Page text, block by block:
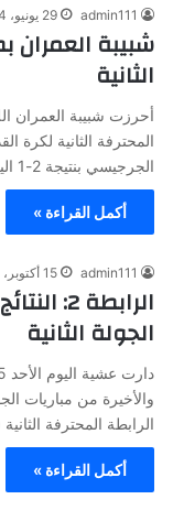
admin111 29 يونيو، 2024
شبيبة العمران
الثانية
أحرزت شبيبة العمران
المحترفة الثانية لكرة
الجرجيسي بنتيجة 2-1 اليوم الجمعة…
أكمل القراءة »
admin111 15 أكتوبر، 2023
الرابطة
الجولة الثانية
والأخيرة من مباريات
الرابطة المحترفة الثانية
أكمل القراءة »